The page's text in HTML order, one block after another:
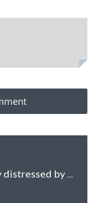
PEN International deeply distressed by the events in Oslo and Utoeya Island